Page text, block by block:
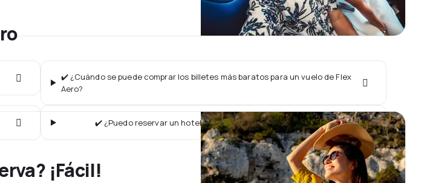
✔️ ¿Cuándo se puede comprar los billetes más baratos para un vuelo de Flex
Aero?
✔️ ¿Puedo reservar un hotel junto con un vuelo de Flex Aero?
¡Fácil!